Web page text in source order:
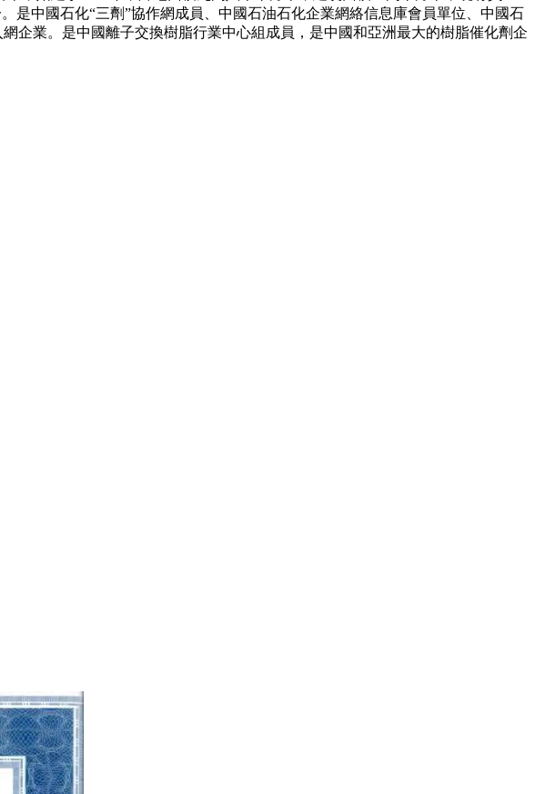
是中國石化“三劑”協作網成員、中國石油石化企業網絡信息庫會員單位、中國石
企業。是中國離子交換樹脂行業中心組成員，是中國和亞洲最大的樹脂催化劑企